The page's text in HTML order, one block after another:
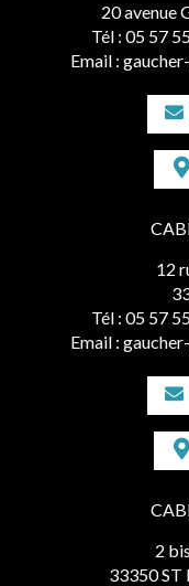
20 avenue
Tél : 05 57
Email :
12
Tél : 05 57
Email :
2
33350